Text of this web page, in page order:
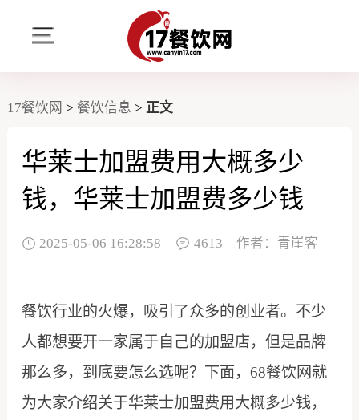
17餐饮网 > 餐饮信息 > 正文
华莱士加盟费用大概多少
钱，华莱士加盟费多少钱
2025-05-06 16:28:58 4613 作者：青崖客
餐饮行业的火爆，吸引了众多的创业者。不少
人都想要开一家属于自己的加盟店，但是品牌
那么多，到底要怎么选呢？下面，68餐饮网就
为大家介绍关于华莱士加盟费用大概多少钱，